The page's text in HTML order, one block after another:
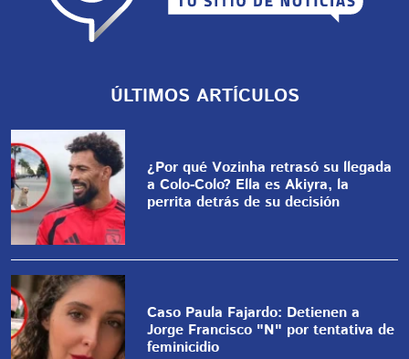
ÚLTIMOS ARTÍCULOS
¿Por qué Vozinha retrasó su llegada
a Colo-Colo? Ella es Akiyra, la
perrita detrás de su decisión
Caso Paula Fajardo: Detienen a
Jorge Francisco "N" por tentativa de
feminicidio